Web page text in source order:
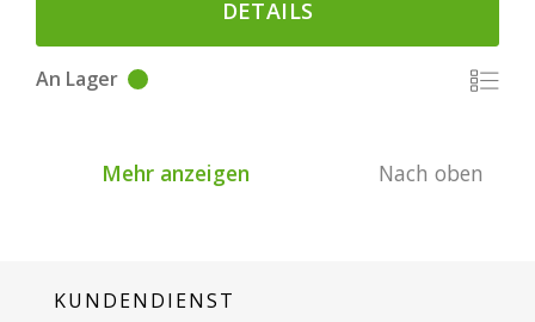
DETAILS
An Lager
Mehr anzeigen Nach oben
KUNDENDIENST